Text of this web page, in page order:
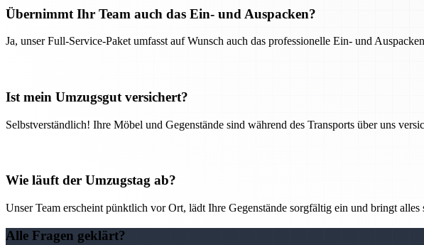
Übernimmt Ihr Team auch das Ein- und Auspacken?
Ja, unser Full-Service-Paket umfasst auf Wunsch auch das professionelle Ein- und
Ist mein Umzugsgut versichert?
Selbstverständlich! Ihre Möbel und Gegenstände sind während des Transports über uns
Wie läuft der Umzugstag ab?
Unser Team erscheint pünktlich vor Ort, lädt Ihre Gegenstände sorgfältig ein und bringt
Alle Fragen geklärt?